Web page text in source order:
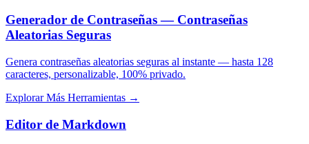
Generador de Contraseñas — Contraseñas
Aleatorias Seguras
Genera contraseñas aleatorias seguras al instante — hasta 128
caracteres, personalizable, 100% privado.
Explorar Más Herramientas →
Editor de Markdown